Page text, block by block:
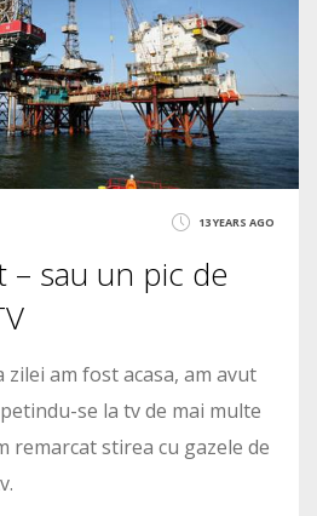
13 YEARS AGO
– sau un pic de
am fost acasa, am avut
se la tv de mai multe
remarcat stirea cu gazele de